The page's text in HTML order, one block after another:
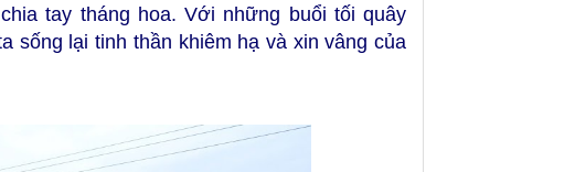
tay tháng hoa. Với những buổi tối quây
sống lại tinh thần khiêm hạ và xin vâng của